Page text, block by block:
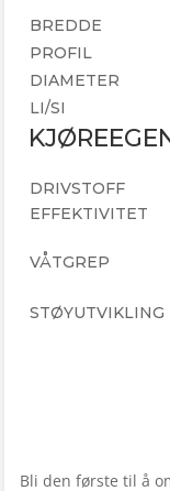
BREDDE
PROFIL
DIAMETER
LI/SI
DRIVSTOFF
EFFEKTIVITET
VÅTGREP
STØYUTVIKLING
Bli den første til å